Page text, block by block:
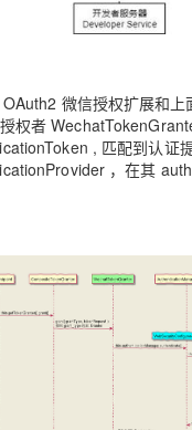
微信授权扩展和上
权者
, 匹配到认证
，在其